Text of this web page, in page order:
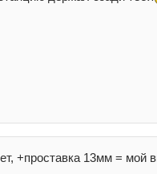
+проставка 13мм = мой